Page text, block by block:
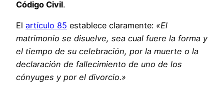
Código Civil.
El artículo 85 establece claramente: «El
matrimonio se disuelve, sea cual fuere la forma y
el tiempo de su celebración, por la muerte o la
declaración de fallecimiento de uno de los
cónyuges y por el divorcio.»